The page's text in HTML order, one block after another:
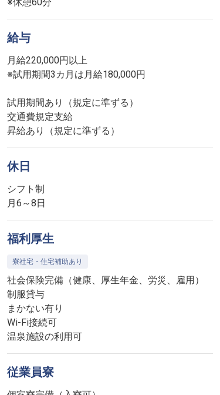
給与
月給220,000円以上
※試用期間3カ月は月給180,000円
試用期間あり（規定に準ずる）
交通費規定支給
昇給あり（規定に準ずる）
休日
シフト制
月6～8日
福利厚生
寮社宅・住宅補助あり
社会保険完備（健康、厚生年金、労災、雇用）
制服貸与
まかない有り
Wi-Fi接続可
温泉施設の利用可
従業員寮